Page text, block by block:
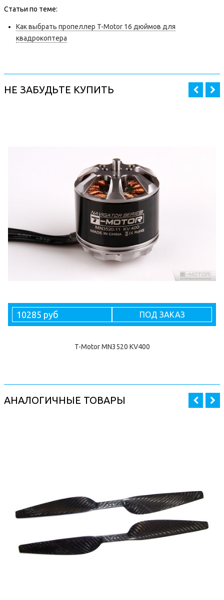
Статьи по теме:
Как выбрать пропеллер T-Motor 16 дюймов для
квадрокоптера
НЕ ЗАБУДЬТЕ КУПИТЬ
10285 руб ПОД ЗАКАЗ
T-Motor MN3520 KV400
АНАЛОГИЧНЫЕ ТОВАРЫ